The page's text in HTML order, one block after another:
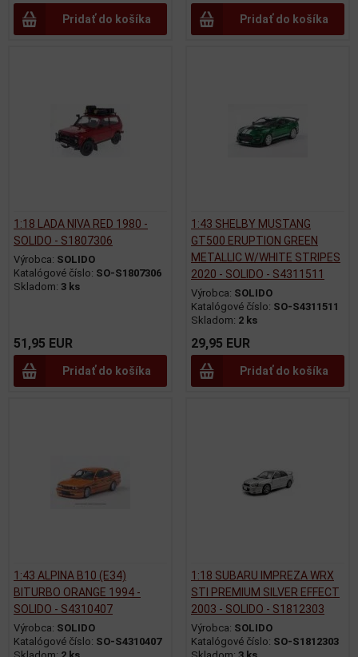
Pridať do košíka Pridať do košíka
1:18 LADA NIVA RED 1980 -
SOLIDO - S1807306
Výrobca: SOLIDO
Katalógové číslo: SO-S1807306
Skladom: 3 ks
51,95 EUR
Pridať do košíka
1:43 SHELBY MUSTANG
GT500 ERUPTION GREEN
METALLIC W/WHITE STRIPES
2020 - SOLIDO - S4311511
Výrobca: SOLIDO
Katalógové číslo: SO-S4311511
Skladom: 2 ks
29,95 EUR
Pridať do košíka
1:43 ALPINA B10 (E34)
BITURBO ORANGE 1994 -
SOLIDO - S4310407
Výrobca: SOLIDO
Katalógové číslo: SO-S4310407
1:18 SUBARU IMPREZA WRX
STI PREMIUM SILVER EFFECT
2003 - SOLIDO - S1812303
Výrobca: SOLIDO
Katalógové číslo: SO-S1812303